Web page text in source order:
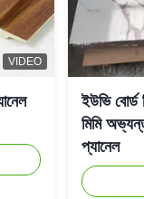
VIDEO
ইউভি
মিমি
প্যানেল